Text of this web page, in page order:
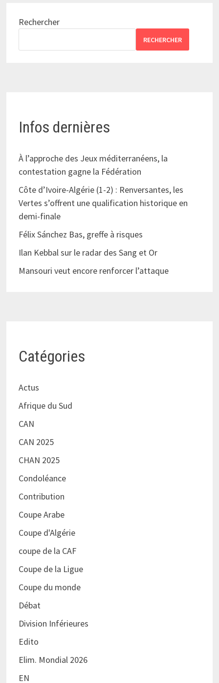
Rechercher
RECHERCHER
Infos dernières
À l’approche des Jeux méditerranéens, la
contestation gagne la Fédération
Côte d’Ivoire-Algérie (1-2) : Renversantes, les
Vertes s’offrent une qualification historique en
demi-finale
Félix Sánchez Bas, greffe à risques
Ilan Kebbal sur le radar des Sang et Or
Mansouri veut encore renforcer l’attaque
Catégories
Actus
Afrique du Sud
CAN
CAN 2025
CHAN 2025
Condoléance
Contribution
Coupe Arabe
Coupe d'Algérie
coupe de la CAF
Coupe de la Ligue
Coupe du monde
Débat
Division Inférieures
Edito
Elim. Mondial 2026
EN